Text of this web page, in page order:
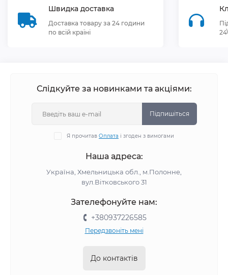
Швидка доставка
Доставка товару за 24 години
по всій країні
Слідкуйте за новинками та акціями:
Підпишіться
Я прочитав Оплата і згоден з вимогами
Наша адреса:
Україна, Хмельницька обл., м.Полонне,
вул.Вітковського 31
Зателефонуйте нам:
+380937226585
Передзвоніть мені
До контактів